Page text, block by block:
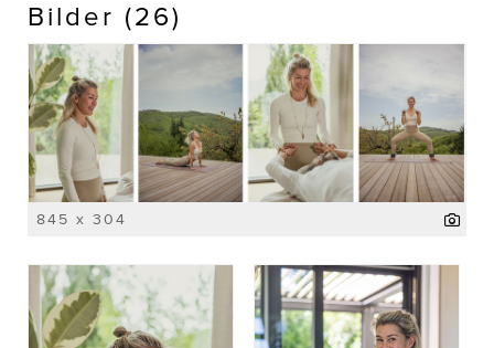
Bilder (26)
845 x 304